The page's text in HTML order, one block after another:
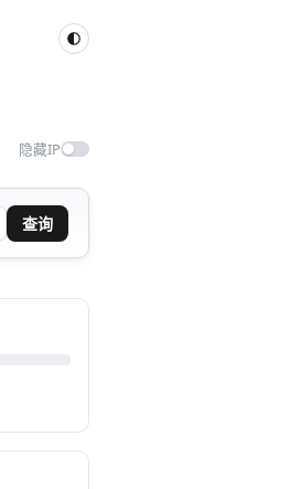
隐藏IP
查询